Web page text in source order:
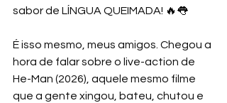
sabor de LÍNGUA QUEIMADA! 🔥👅
É isso mesmo, meus amigos. Chegou a
hora de falar sobre o live-action de
He-Man (2026), aquele mesmo filme
que a gente xingou, bateu, chutou e